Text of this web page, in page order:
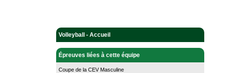
Volleyball - Accueil
Épreuves liées à cette équipe
Coupe de la CEV Masculine